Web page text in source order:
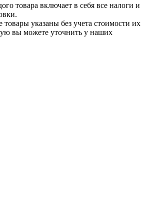
товара включает в себя все налоги и
указаны без учета стоимости их
вы можете уточнить у наших